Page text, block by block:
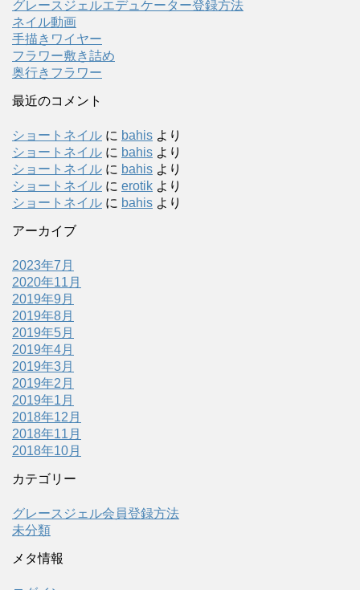
グレースジェルエデュケーター登録方法
ネイル動画
手描きワイヤー
フラワー敷き詰め
奥行きフラワー
最近のコメント
ショートネイル に bahis より
ショートネイル に bahis より
ショートネイル に bahis より
ショートネイル に erotik より
ショートネイル に bahis より
アーカイブ
2023年7月
2020年11月
2019年9月
2019年8月
2019年5月
2019年4月
2019年3月
2019年2月
2019年1月
2018年12月
2018年11月
2018年10月
カテゴリー
グレースジェル会員登録方法
未分類
メタ情報